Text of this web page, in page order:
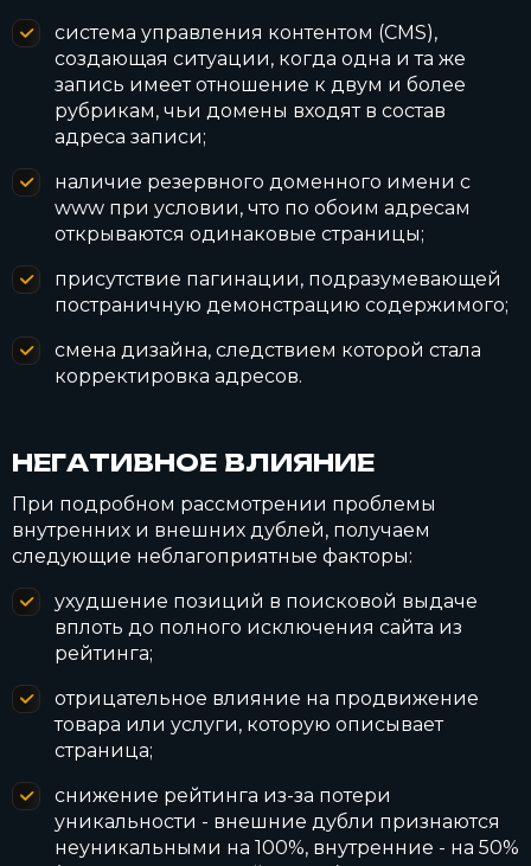
система управления контентом (CMS),
создающая ситуации, когда одна и та же
запись имеет отношение к двум и более
рубрикам, чьи домены входят в состав
адреса записи;
наличие резервного доменного имени с
www при условии, что по обоим адресам
открываются одинаковые страницы;
присутствие пагинации, подразумевающей
постраничную демонстрацию содержимого;
смена дизайна, следствием которой стала
корректировка адресов.
НЕГАТИВНОЕ ВЛИЯНИЕ
При подробном рассмотрении проблемы
внутренних и внешних дублей, получаем
следующие неблагоприятные факторы:
ухудшение позиций в поисковой выдаче
вплоть до полного исключения сайта из
рейтинга;
отрицательное влияние на продвижение
товара или услуги, которую описывает
страница;
снижение рейтинга из-за потери
уникальности - внешние дубли признаются
неуникальными на 100%, внутренние - на 50%